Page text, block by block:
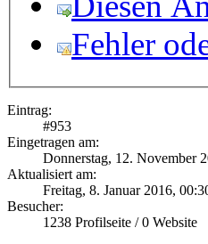
Fehler
Eintrag:
#953
Eingetragen am:
Donnerstag, 12. November
Aktualisiert am:
Freitag, 8. Januar 2016,
Besucher:
1238 Profilseite /0 Website